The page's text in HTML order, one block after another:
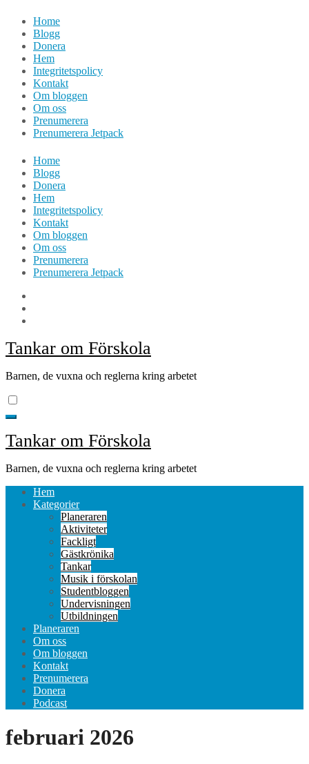
Hoppa
innehåll
Home
Blogg
Donera
Hem
Integritetspolicy
Kontakt
Om bloggen
Om oss
Prenumerera
Prenumerera Jetpack
Home
Blogg
Donera
Hem
Integritetspolicy
Kontakt
Om bloggen
Om oss
Prenumerera
Prenumerera Jetpack
Tankar om Förskola
Barnen, de vuxna och reglerna kring arbetet
Tankar om Förskola
Barnen, de vuxna och reglerna kring arbetet
Hem
Kategorier
Planeraren
Aktiviteter
Fackligt
Gästkrönika
Tankar
Musik i förskolan
Studentbloggen
Undervisningen
Utbildningen
Planeraren
Om oss
Om bloggen
Kontakt
Prenumerera
Donera
Podcast
februari 2026